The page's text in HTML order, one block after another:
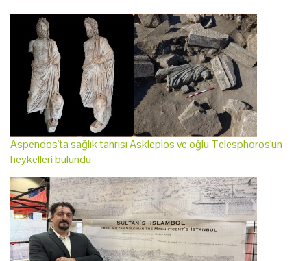
Aspendos'ta sağlık tanrısı Asklepios ve oğlu Telesphoros'un
heykelleri bulundu